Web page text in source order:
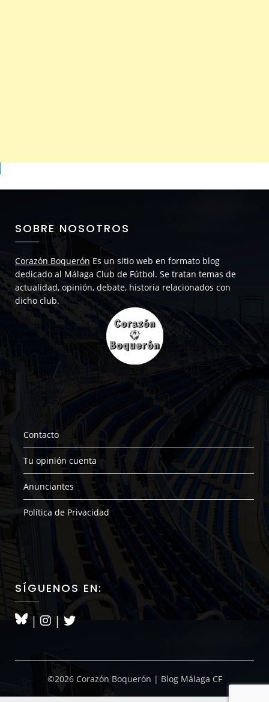
SOBRE NOSOTROS
Corazón Boquerón Es un sitio web en formato blog
dedicado al Málaga Club de Fútbol. Se tratan temas de
actualidad, opinión, debate, historia relacionados con
dicho club.
Contacto
Tu opinión cuenta
Anunciantes
Política de Privacidad
SÍGUENOS EN:
| |
©2026 Corazón Boquerón | Blog Málaga CF